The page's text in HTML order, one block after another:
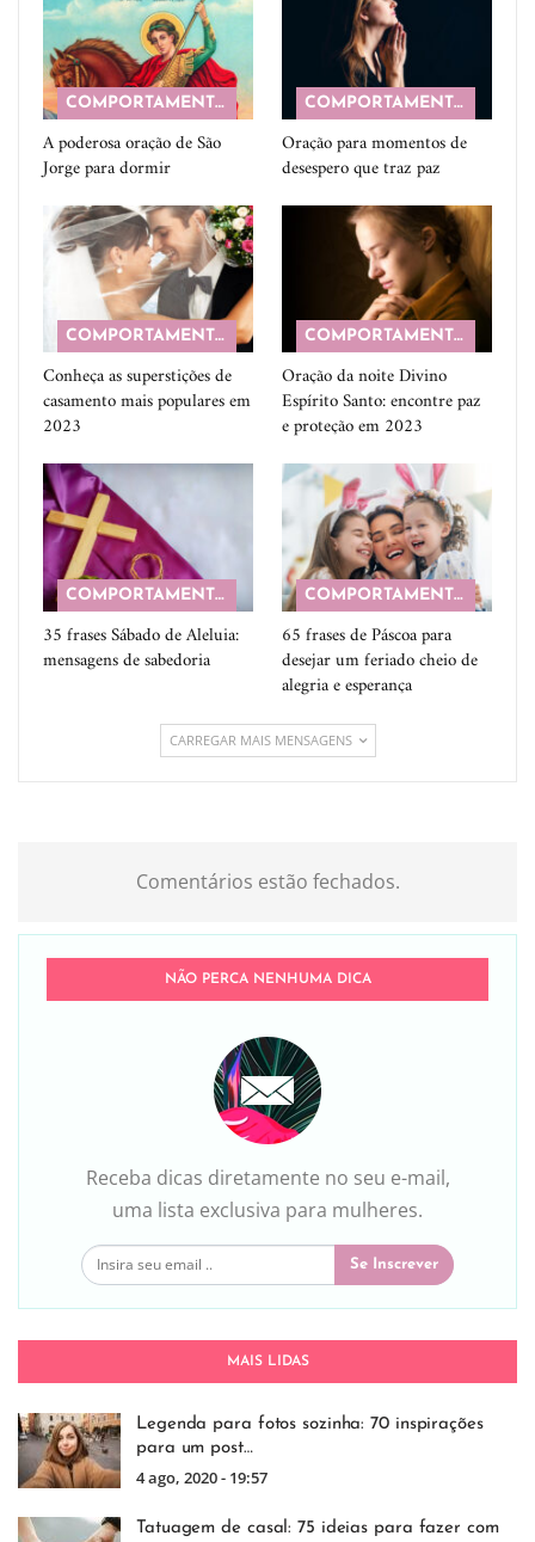
COMPORTAMENTO
A poderosa oração de São
Jorge para dormir
COMPORTAMENTO
Oração para momentos de
desespero que traz paz
COMPORTAMENTO
Conheça as superstições de
casamento mais populares em
2023
COMPORTAMENTO
Oração da noite Divino
Espírito Santo: encontre paz
e proteção em 2023
COMPORTAMENTO
35 frases Sábado de Aleluia:
mensagens de sabedoria
COMPORTAMENTO
65 frases de Páscoa para
desejar um feriado cheio de
alegria e esperança
CARREGAR MAIS MENSAGENS
Comentários estão fechados.
NÃO PERCA NENHUMA DICA
Receba dicas diretamente no seu e-mail,
uma lista exclusiva para mulheres.
Se Inscrever
MAIS LIDAS
Legenda para fotos sozinha: 70 inspirações
para um post…
4 ago, 2020 - 19:57
Tatuagem de casal: 75 ideias para fazer com